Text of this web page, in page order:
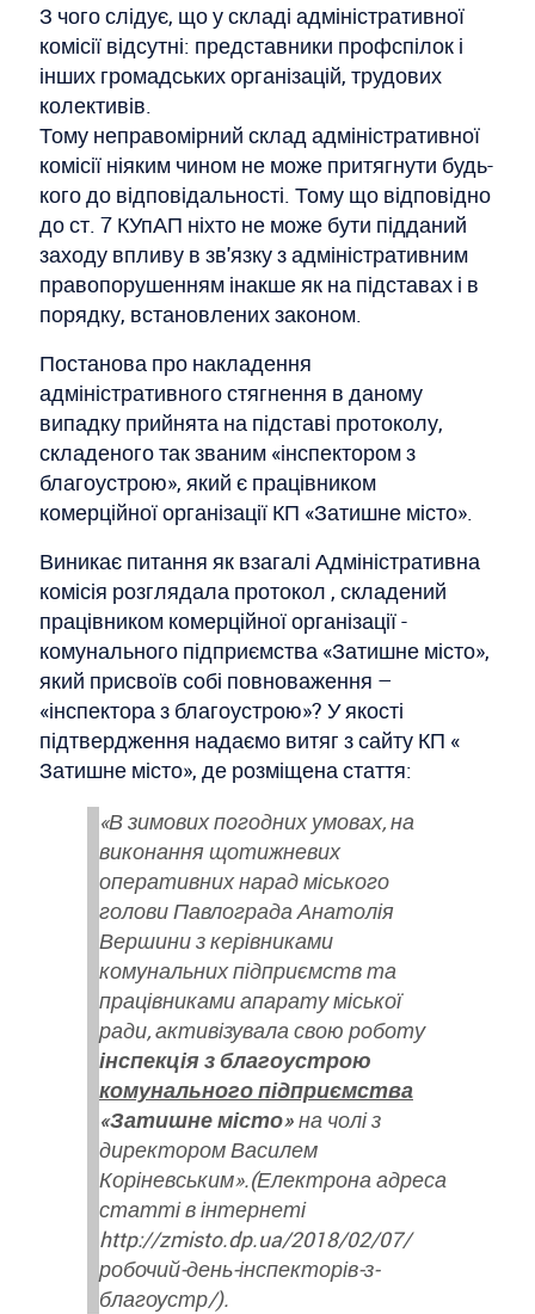
З чого слідує, що у складі адміністративної
комісії відсутні: представники профспілок і
інших громадських організацій, трудових
колективів.
Тому неправомірний склад адміністративної
комісії ніяким чином не може притягнути будь-
кого до відповідальності. Тому що відповідно
до ст. 7 КУпАП ніхто не може бути підданий
заходу впливу в зв'язку з адміністративним
правопорушенням інакше як на підставах і в
порядку, встановлених законом.
Постанова про накладення
адміністративного стягнення в даному
випадку прийнята на підставі протоколу,
складеного так званим «інспектором з
благоустрою», який є працівником
комерційної організації КП «Затишне місто».
Виникає питання як взагалі Адміністративна
комісія розглядала протокол , складений
працівником комерційної організації -
комунального підприємства «Затишне місто»,
який присвоїв собі повноваження –
«інспектора з благоустрою»? У якості
підтвердження надаємо витяг з сайту КП «
Затишне місто», де розміщена стаття:
«В зимових погодних умовах, на
виконання щотижневих
оперативних нарад міського
голови Павлограда Анатолія
Вершини з керівниками
комунальних підприємств та
працівниками апарату міської
ради, активізувала свою роботу
інспекція з благоустрою
комунального підприємства
«Затишне місто»на чолі з
директором Василем
Коріневським».(Електрона адреса
статті в інтернеті
http://zmisto.dp.ua/2018/02/07/
робочий-день-інспекторів-з-
благоустр/).